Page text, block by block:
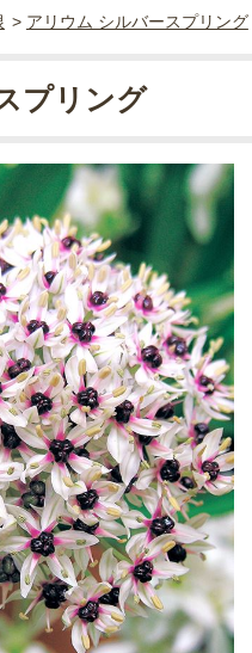
> アリウム シルバースプリング
プリング